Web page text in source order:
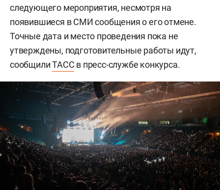
следующего мероприятия, несмотря на
появившиеся в СМИ сообщения о его отмене.
Точные дата и место проведения пока не
утверждены, подготовительные работы идут,
сообщилиТАСС в пресс-службе конкурса.